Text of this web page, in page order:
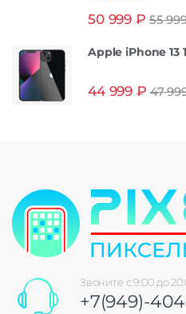
из 5
50 999 ₽ 55
Apple iPhone 13
44 999 ₽ 47
Звоните с 9:00 до
+7(949)-